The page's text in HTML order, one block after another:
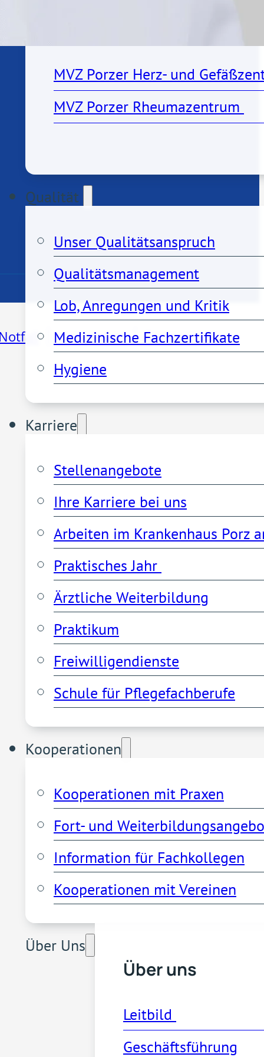
MVZ Porzer Herz- und
MVZ Porzer Rheumazentrum
Qualität
Unser Qualitätsanspruch
Qualitätsmanagement
Lob, Anregungen und Kritik
Medizinische Fachzertifikate
Hygiene
Karriere
Stellenangebote
Ihre Karriere bei uns
Arbeiten im Krankenhaus Porz
Praktisches Jahr
Ärztliche Weiterbildung
Praktikum
Freiwilligendienste
Schule für Pflegefachberufe
Kooperationen
Kooperationen mit Praxen
Fort- und
Information für Fachkollegen
Kooperationen mit Vereinen
Über Uns
Über uns
Leitbild
Geschäftsführung
Notfall Impressum Datenschutz